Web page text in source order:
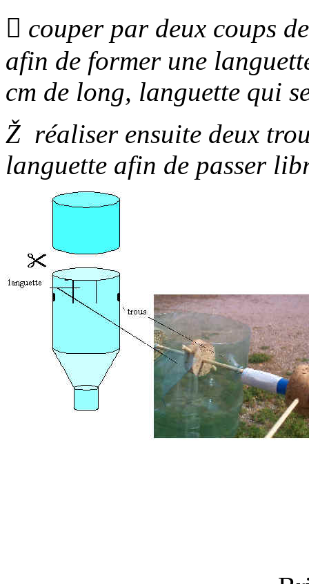
 couper par deux coups
afin de former une
cm de long, languette qui
Ž réaliser ensuite deux
languette afin de passer